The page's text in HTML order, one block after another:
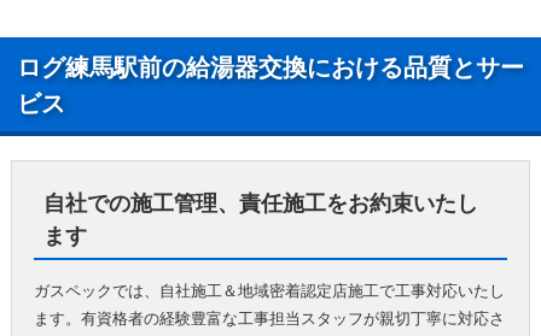
ログ練馬駅前の給湯器交換における品質とサー
ビス
自社での施工管理、責任施工をお約束いたし
ます
ガスペックでは、自社施工＆地域密着認定店施工で工事対応いたし
ます。有資格者の経験豊富な工事担当スタッフが親切丁寧に対応さ